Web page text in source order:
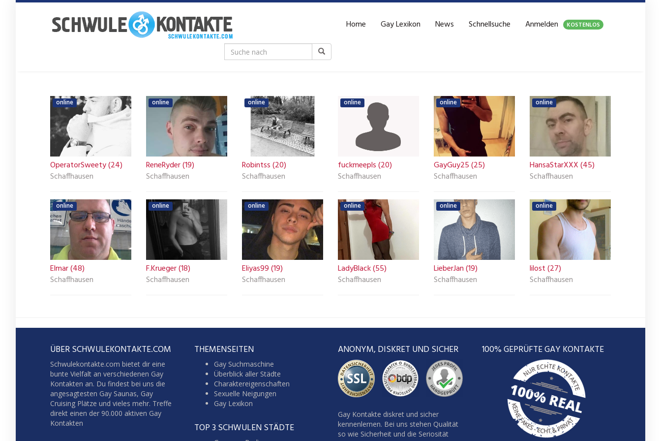
Home Gay Lexikon News Schnellsuche Anmelden KOSTENLOS
online
OperatorSweety (24)
Schaffhausen
online
ReneRyder (19)
Schaffhausen
online
Robintss (20)
Schaffhausen
online
fuckmeepls (20)
Schaffhausen
online
GayGuy25 (25)
Schaffhausen
online
HansaStarXXX (45)
Schaffhausen
online
Elmar (48)
Schaffhausen
online
F.Krueger (18)
Schaffhausen
online
Eliyas99 (19)
Schaffhausen
online
LadyBlack (55)
Schaffhausen
online
LieberJan (19)
Schaffhausen
online
lilost (27)
Schaffhausen
ÜBER SCHWULEKONTAKTE.COM
Schwulekontakte.com bietet dir eine
bunte Vielfalt an verschiedenen Gay
Kontakten an. Du findest bei uns die
angesagtesten Gay Saunas, Gay
Cruising Plätze und vieles mehr. Treffe
direkt einen der 90.000 aktiven Gay
Kontakten
THEMENSEITEN
Gay Suchmaschine
Überblick aller Städte
Charaktereigenschaften
Sexuelle Neigungen
Gay Lexikon
TOP 3 SCHWULEN STÄDTE
ANONYM, DISKRET UND SICHER
Gay Kontakte diskret und sicher
kennenlernen. Bei uns stehen Qualität
so wie Sicherheit und die Seriosität
100% GEPRÜFTE GAY KONTAKTE